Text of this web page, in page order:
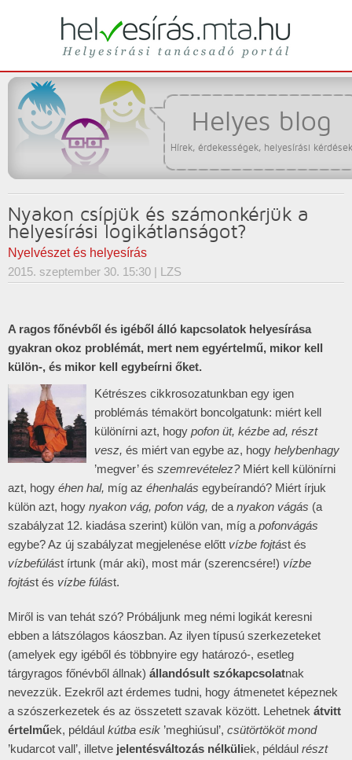
helyesírás
Helyesírási tanácsadó portál
Helyes blog
Hírek, érdekességek, helyesírási kérdések
Nyakon csípjük és számonkérjük a
helyesírási logikátlanságot?
Nyelvészet és helyesírás
2015. szeptember 30. 15:30 | LZS
A ragos főnévből és igéből álló kapcsolatok helyesírása
gyakran okoz problémát, mert nem egyértelmű, mikor kell
külön-, és mikor kell egybeírni őket.
Kétrészes cikkrosozatunkban egy igen
problémás témakört boncolgatunk: miért kell
különírni azt, hogy pofon üt, kézbe ad, részt
vesz, és miért van egybe az, hogy helybenhagy
’megver’ és szemrevételez?Miért kell különírni
azt, hogy éhen hal, míg az éhenhalás egybeírandó? Miért írjuk
külön azt, hogy nyakon vág, pofon vág, de a nyakon vágás (a
szabályzat 12. kiadása szerint) külön van, míg a pofonvágás
egybe? Az új szabályzat megjelenése előtt vízbe fojtást és
vízbefúlást írtunk (már aki), most már (szerencsére!) vízbe
fojtást és vízbe fúlást.
Miről is van tehát szó? Próbáljunk meg némi logikát keresni
ebben a látszólagos káoszban. Az ilyen típusú szerkezeteket
(amelyek egy igéből és többnyire egy határozó-, esetleg
tárgyragos főnévből állnak) állandósult szókapcsolatnak
nevezzük. Ezekről azt érdemes tudni, hogy átmenetet képeznek
a szószerkezetek és az összetett szavak között. Lehetnek átvitt
értelműek, például kútba esik ’meghiúsul’, csütörtököt mond
’kudarcot vall’, illetve jelentésváltozás nélküliek, például részt